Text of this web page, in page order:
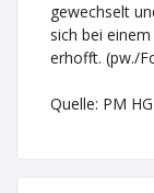
gewechselt
sich bei
erhofft. (pw./
Quelle: PM